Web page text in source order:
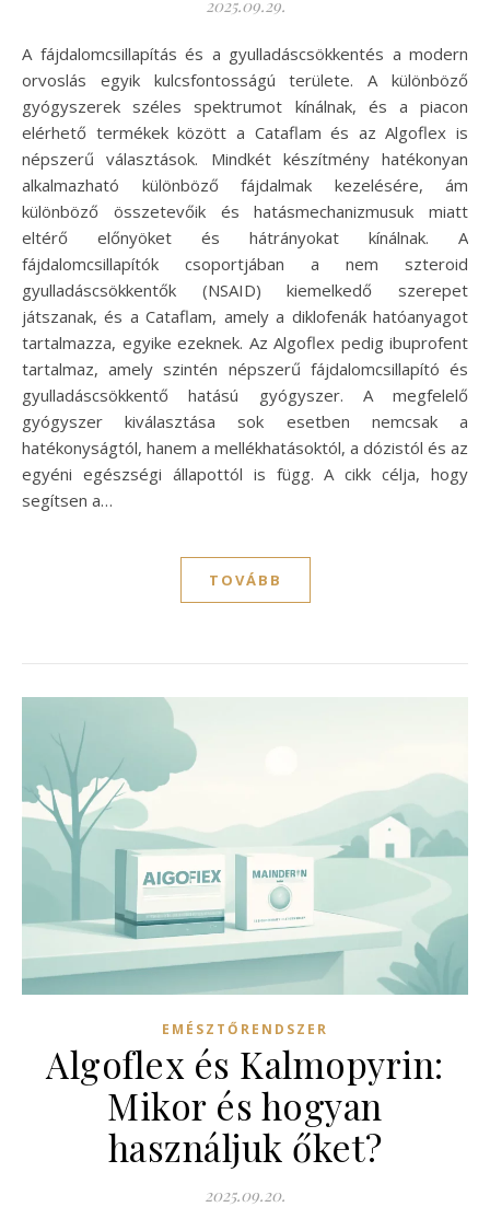
2025.09.29.
A fájdalomcsillapítás és a gyulladáscsökkentés a modern
orvoslás egyik kulcsfontosságú területe. A különböző
gyógyszerek széles spektrumot kínálnak, és a piacon
elérhető termékek között a Cataflam és az Algoflex is
népszerű választások. Mindkét készítmény hatékonyan
alkalmazható különböző fájdalmak kezelésére, ám
különböző összetevőik és hatásmechanizmusuk miatt
eltérő előnyöket és hátrányokat kínálnak. A
fájdalomcsillapítók csoportjában a nem szteroid
gyulladáscsökkentők (NSAID) kiemelkedő szerepet
játszanak, és a Cataflam, amely a diklofenák hatóanyagot
tartalmazza, egyike ezeknek. Az Algoflex pedig ibuprofent
tartalmaz, amely szintén népszerű fájdalomcsillapító és
gyulladáscsökkentő hatású gyógyszer. A megfelelő
gyógyszer kiválasztása sok esetben nemcsak a
hatékonyságtól, hanem a mellékhatásoktól, a dózistól és az
egyéni egészségi állapottól is függ. A cikk célja, hogy
segítsen a…
TOVÁBB
EMÉSZTŐRENDSZER
Algoflex és Kalmopyrin:
Mikor és hogyan
használjuk őket?
2025.09.20.